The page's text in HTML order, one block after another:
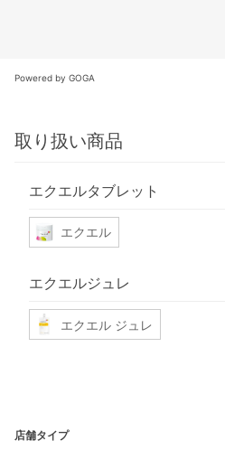
Powered by GOGA
取り扱い商品
エクエルタブレット
エクエル
エクエルジュレ
エクエル ジュレ
店舗タイプ